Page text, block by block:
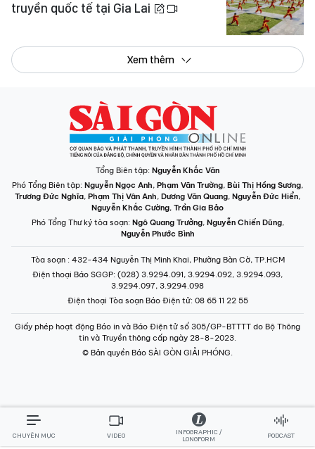
truyền quốc tế tại Gia Lai
Xem thêm
Tổng Biên tập: Nguyễn Khắc Văn
Phó Tổng Biên tập: Nguyễn Ngọc Anh, Phạm Văn Trường, Bùi Thị Hồng Sương,
Trương Đức Nghĩa, Phạm Thị Vân Anh, Dương Văn Quang, Nguyễn Đức Hiển,
Nguyễn Khắc Cường, Trần Gia Bảo
Phó Tổng Thư ký tòa soạn: Ngô Quang Trưởng, Nguyễn Chiến Dũng,
Nguyễn Phước Bình
Tòa soạn : 432-434 Nguyễn Thị Minh Khai, Phường Bàn Cờ, TP.HCM
Điện thoại Báo SGGP: (028) 3.9294.091, 3.9294.092, 3.9294.093,
3.9294.097, 3.9294.098
Điện thoại Tòa soạn Báo Điện tử: 08 65 11 22 55
Giấy phép hoạt động Báo in và Báo Điện tử số 305/GP-BTTTT do Bộ Thông
tin và Truyền thông cấp ngày 28-8-2023.
© Bản quyền Báo SÀI GÒN GIẢI PHÓNG.
CHUYÊN MỤC VIDEO
INFOGRAPHIC /
LONGFORM
PODCAST